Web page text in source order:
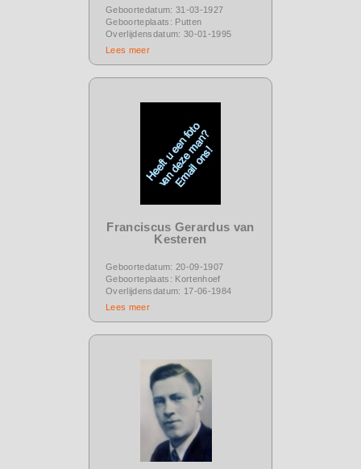
Geboortedatum: 31-03-1927
Geboorteplaats: Putten
Overlijdensdatum: 30-01-1995
Lees meer
Franciscus Gerardus van
Kesteren
Geboortedatum: 20-09-1907
Geboorteplaats: Kortenhoef
Overlijdensdatum: 17-06-1984
Lees meer